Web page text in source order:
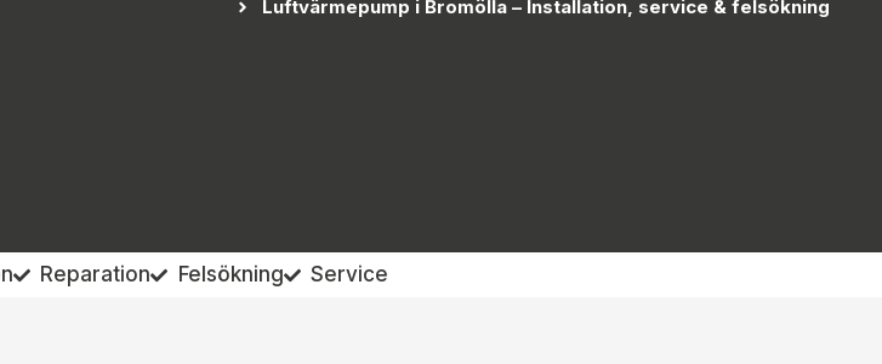
Luftvärmepump i Bromölla – Installation, service & felsökning
Reparation Felsökning Service